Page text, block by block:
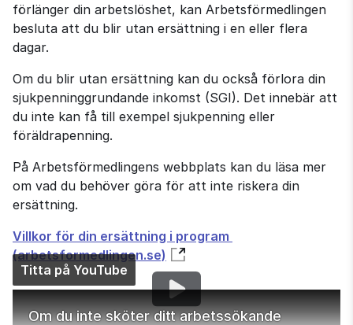
förlänger din arbetslöshet, kan Arbetsförmedlingen
besluta att du blir utan ersättning i en eller flera
dagar.
Om du blir utan ersättning kan du också förlora din
sjukpenninggrundande inkomst (SGI). Det innebär att
du inte kan få till exempel sjukpenning eller
föräldrapenning.
På Arbetsförmedlingens webbplats kan du läsa mer
om vad du behöver göra för att inte riskera din
ersättning.
Villkor för din ersättning i program
(arbetsformedlingen.se)
Om du inte sköter ditt arbetssökande
Titta på YouTube